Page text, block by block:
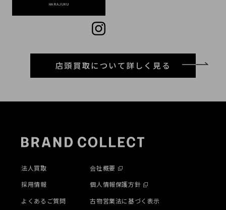
HARAJUKU
店頭買取について詳しく見る
法人買取
採用情報
よくあるご質問
会社概要
個人情報保護方針
古物営業法に基づく表示